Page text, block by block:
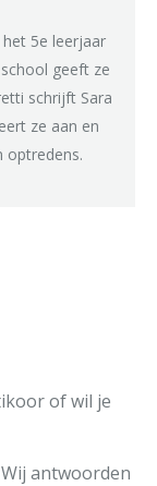
5e leerjaar
geeft ze
schrijft Sara
ze aan en
optredens.
of wil je
antwoorden